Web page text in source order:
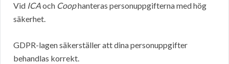
Vid ICAoch Coophanteras personuppgifterna med hög
säkerhet.
GDPR-lagen säkerställer att dina personuppgifter
behandlas korrekt.